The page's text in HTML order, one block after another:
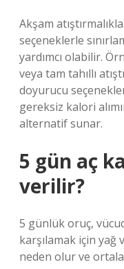
Akşam
seçeneklerle
yardımcı olabilir.
veya tam tahıllı
doyurucu
gereksiz kalori
alternatif sunar.
5 gün aç
verilir?
5 günlük oruç,
karşılamak için yağ
neden olur ve